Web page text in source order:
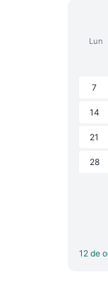
Lun
7
14
21
28
12 de